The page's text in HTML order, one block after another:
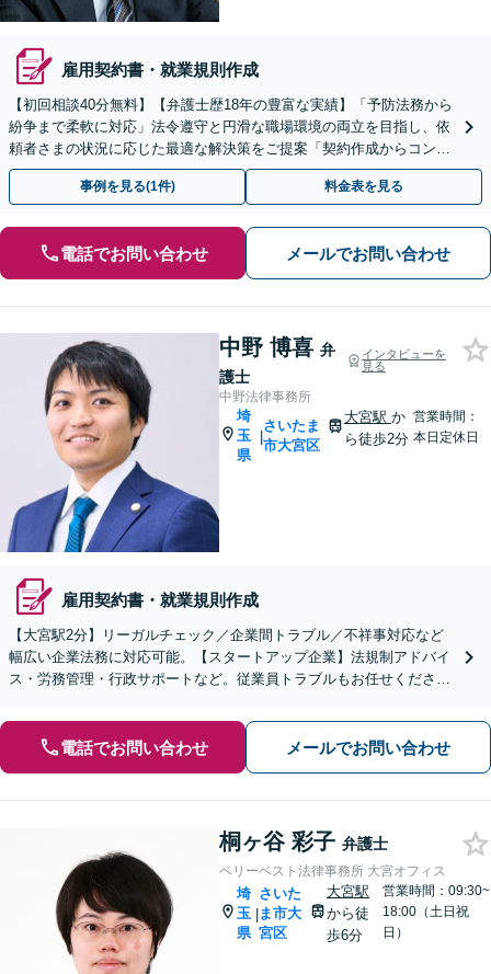
雇用契約書・就業規則作成
【初回相談40分無料】【弁護士歴18年の豊富な実績】「予防法務から
紛争まで柔軟に対応」法令遵守と円滑な職場環境の両立を目指し、依
頼者さまの状況に応じた最適な解決策をご提案「契約作成からコンプ
ライアンス体制構築まで、幅広い法的課題に対応」
事例を見る(1件) 料金表を見る
電話でお問い合わせ メールでお問い合わせ
中野 博喜 弁
護士
インタビューを
見る
中野法律事務所
埼
玉
県
|
さいたま
市大宮区
大宮駅 か
ら徒歩2分
営業時間：
本日定休日
雇用契約書・就業規則作成
【大宮駅2分】リーガルチェック／企業間トラブル／不祥事対応など
幅広い企業法務に対応可能。【スタートアップ企業】法規制アドバイ
ス・労務管理・行政サポートなど。従業員トラブルもお任せくださ
電話でお問い合わせ メールでお問い合わせ
桐ヶ谷 彩子 弁護士
ベリーベスト法律事務所 大宮オフィス
埼
玉
県
|
さいた
ま市大
宮区
大宮駅
から徒
歩6分
営業時間：09:30~
18:00（土日祝
日）